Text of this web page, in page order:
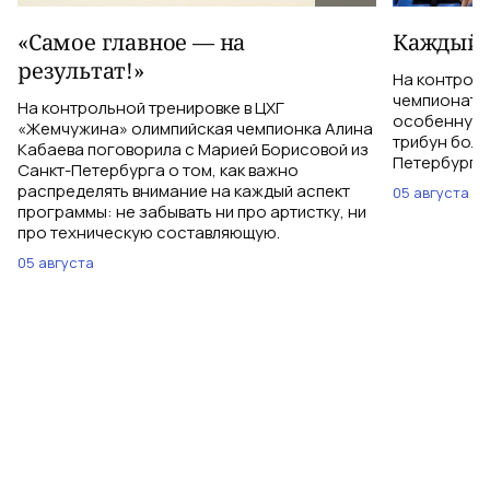
«Самое главное — на
результат!»
На контрольной тренировке в ЦХГ
«Жемчужина» олимпийская чемпионка Алина
Кабаева поговорила с Марией Борисовой из
Санкт-Петербурга о том, как важно
распределять внимание на каждый аспект
программы: не забывать ни про артистку, ни
про техническую составляющую.
05 августа
Каждый
На
особенную
трибун
05 августа